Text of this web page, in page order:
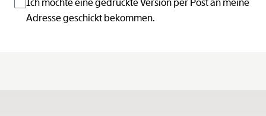
Ich möchte eine gedruckte Version per Post an meine
Adresse geschickt bekommen.